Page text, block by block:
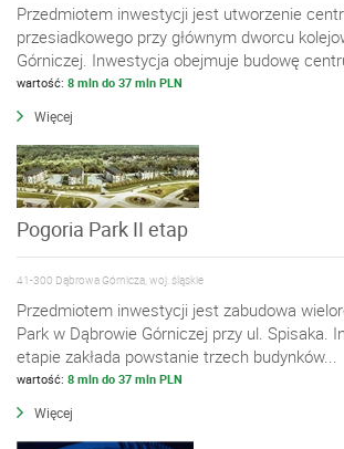
Przedmiotem inwestycji jest utworzenie
przesiadkowego przy głównym dworcu
Górniczej. Inwestycja obejmuje budowę
wartość: 8 mln do 37 mln PLN
Więcej
Pogoria Park II etap
41-300 Dąbrowa Górnicza, woj. śląskie
Przedmiotem inwestycji jest zabudowa
Park w Dąbrowie Górniczej przy ul. Spisaka.
etapie zakłada powstanie trzech budynków...
wartość: 8 mln do 37 mln PLN
Więcej